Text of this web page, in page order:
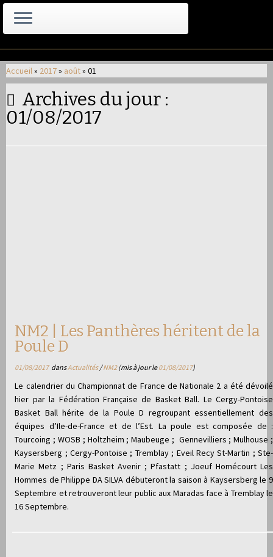
au
contenu
Accueil» 2017» août» 01
Archives du jour :
01/08/2017
NM2 | Les Panthères héritent de la
Poule D
01/08/2017dansActualités/NM2(mis à jour le01/08/2017)
Le calendrier du Championnat de France de Nationale 2 a été dévoilé
hier par la Fédération Française de Basket Ball. Le Cergy-Pontoise
Basket Ball hérite de la Poule D regroupant essentiellement des
équipes d’Ile-de-France et de l’Est. La poule est composée de :
Tourcoing ; WOSB ; Holtzheim ; Maubeuge ; Gennevilliers ; Mulhouse ;
Kaysersberg ; Cergy-Pontoise ; Tremblay ; Eveil Recy St-Martin ; Ste-
Marie Metz ; Paris Basket Avenir ; Pfastatt ; Joeuf Homécourt Les
Hommes de Philippe DA SILVA débuteront la saison à Kaysersberg le 9
Septembre et retrouveront leur public aux Maradas face à Tremblay le
16 Septembre.